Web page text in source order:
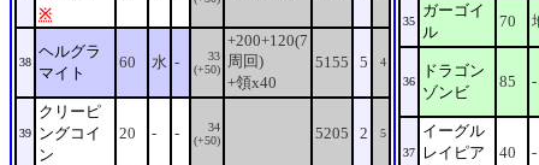
※
38
ヘルグラ
マイト
60 水 -
33
(+50)
+200+120(7
周回)
+領x40
5155 5 4
39
クリーピ
ングコイ
ン
20 - -
34
(+50)
5205 2 5
35
ガーゴイ
ル
70
36
ドラゴン
ゾンビ
85 -
37
イーグル
レイピア
40 -